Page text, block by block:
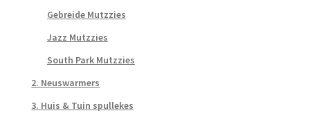
Gebreide Mutzzies
Jazz Mutzzies
South Park Mutzzies
2. Neuswarmers
3. Huis & Tuin spullekes